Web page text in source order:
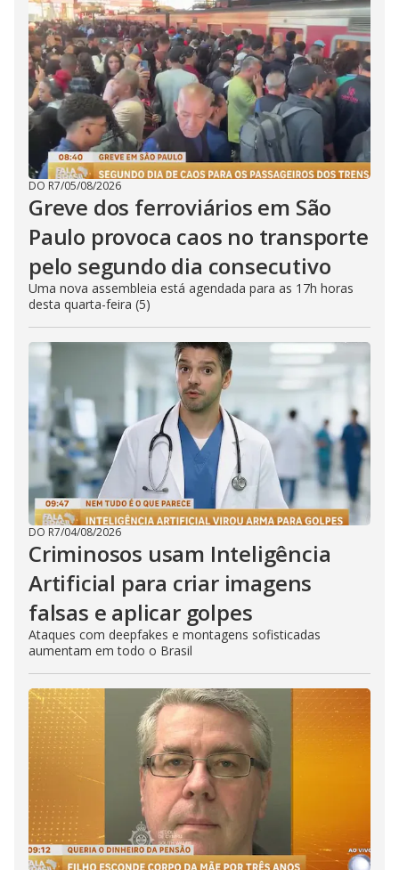
DO R7/05/08/2026
Greve dos ferroviários em São
Paulo provoca caos no transporte
pelo segundo dia consecutivo
Uma nova assembleia está agendada para as 17h horas
desta quarta-feira (5)
DO R7/04/08/2026
Criminosos usam Inteligência
Artificial para criar imagens
falsas e aplicar golpes
Ataques com deepfakes e montagens sofisticadas
aumentam em todo o Brasil